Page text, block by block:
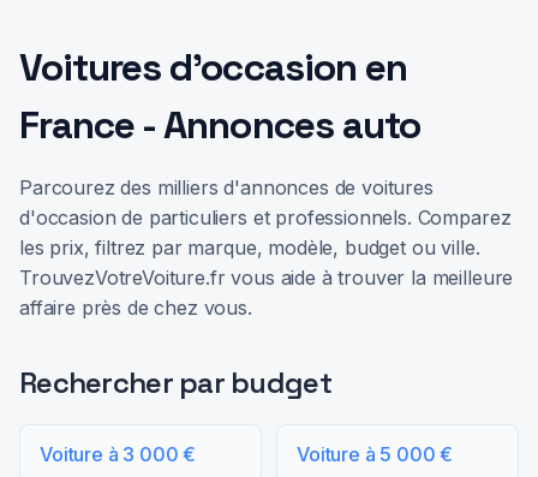
Voitures d'occasion en
France - Annonces auto
Parcourez des milliers d'annonces de voitures
d'occasion de particuliers et professionnels. Comparez
les prix, filtrez par marque, modèle, budget ou ville.
TrouvezVotreVoiture.fr vous aide à trouver la meilleure
affaire près de chez vous.
Rechercher par budget
Voiture à 3 000 € Voiture à 5 000 €